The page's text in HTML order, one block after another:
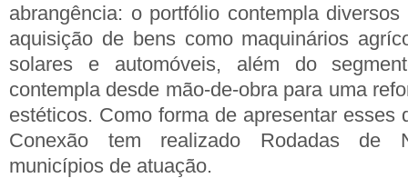
abrangência: o portfólio contempla
aquisição de bens como maquinários
solares e automóveis, além do
contempla desde mão-de-obra para uma
estéticos. Como forma de apresentar esses
Conexão tem realizado Rodadas de
municípios de atuação.